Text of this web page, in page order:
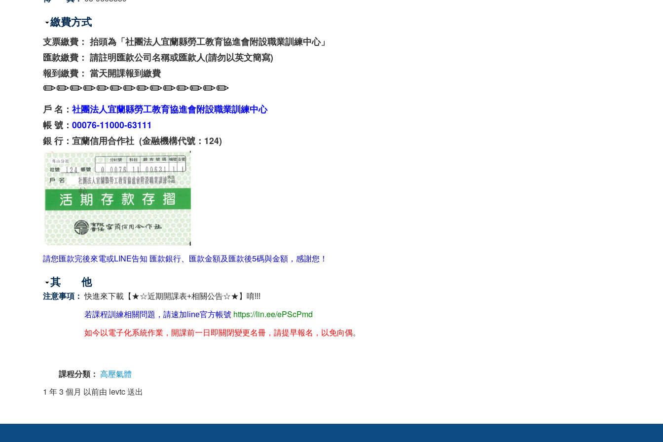
隱藏
繳費方式
支票繳費： 抬頭為「社團法人宜蘭縣勞工教育協進會附設職業訓練中心」
匯款繳費： 請註明匯款公司名稱或匯款人(請勿以英文簡寫)
報到繳費： 當天開課報到繳費
✏✏✏✏✏✏✏✏✏✏✏✏✏✏
戶 名： 社團法人宜蘭縣勞工教育協進會附設職業訓練中心
帳 號： 00076-11000-63111
銀 行：宜蘭信用合作社 (金融機構代號：124)
請您匯款完後來電或LINE告知 匯款銀行、匯款金額及匯款後5碼與金額，感謝您！
隱藏
其 他
注意事項：快進來下載【★☆近期開課表+相關公告☆★】唷!!!
若課程訓練相關問題，請速加line官方帳號 https://lin.ee/ePScPmd
如今以電子化系統作業，開課前一日即關閉變更名冊，請提早報名，以免向偶。
課程分類： 高壓氣體
1 年 3 個月 以前由 levtc送出